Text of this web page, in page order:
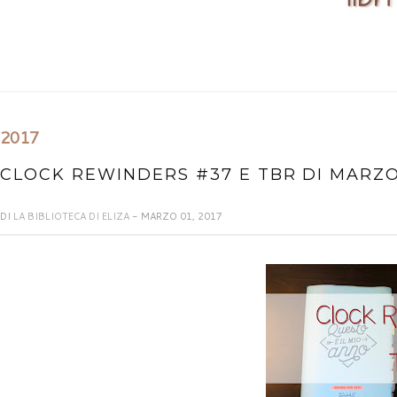
2017
CLOCK REWINDERS #37 E TBR DI
DI LA BIBLIOTECA DI ELIZA - MARZO 01, 2017